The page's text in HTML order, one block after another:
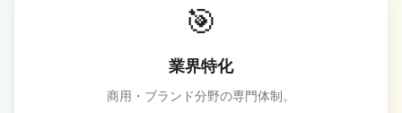
🎯
業界特化
商用・ブランド分野の専門体制。